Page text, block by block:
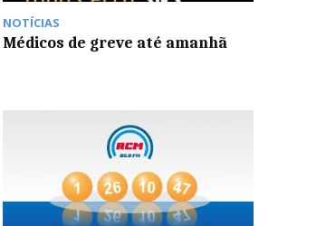
NOTÍCIAS
Médicos de greve até amanhã